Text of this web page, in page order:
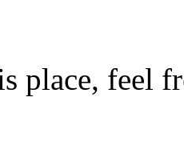
place, feel